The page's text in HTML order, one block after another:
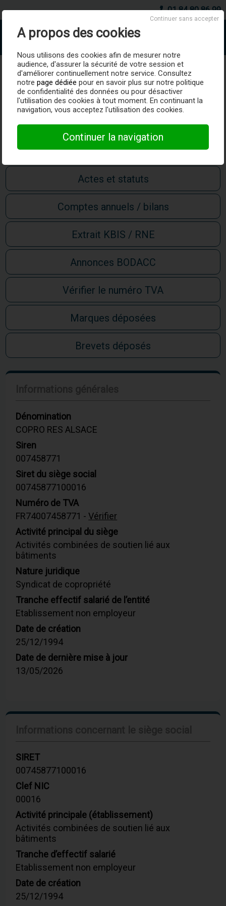
01 84 80 86 99
AboSociete.fr
COPRO RES ALSACE
Unité légale007458771 -LA ROCHELLE (17000) Active
Surveiller
Avis de situation SIRENE
Actes et statuts
Comptes annuels / bilans
Extrait KBIS / RNE
Annonces BODACC
Vérifier le numéro TVA
Marques déposées
Brevets déposés
Dénomination
COPRO RES ALSACE
Siren
007458771
Siret du siège social
00745877100016
Numéro de TVA
FR74007458771 -Vérifier
Activité principal du siège
Activités combinées de soutien lié aux
bâtiments
Nature juridique
Syndicat de copropriété
Tranche effectif salarié de l’entité
Etablissement non employeur
Date de création
25/12/1994
Date de dernière mise à jour
13/05/2026
SIRET
00745877100016
Clef NIC
00016
Activité principale (établissement)
Activités combinées de soutien lié aux
bâtiments
Tranche d’effectif salarié
Etablissement non employeur
Date de création
25/12/1994
Continuer sans accepter
A propos des cookies
Nous utilisons des cookies afin de mesurer notre
audience, d'assurer la sécurité de votre session et
d'améliorer continuellement notre service. Consultez
notrepage dédiée pour en savoir plus sur notre politique
de confidentialité des données ou pour désactiver
l'utilisation des cookies à tout moment. En continuant la
navigation, vous acceptez l'utilisation des cookies.
Continuer la navigation